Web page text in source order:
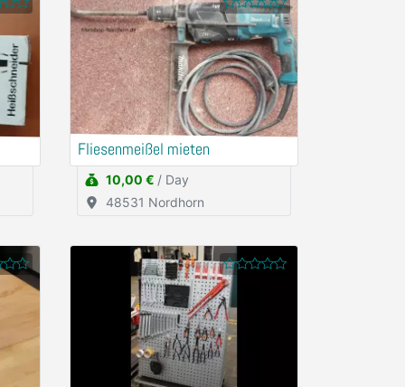
Fliesenmeißel mieten
10,00 € / Day
48531 Nordhorn